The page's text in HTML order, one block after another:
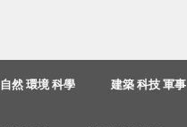
自然 環境 科學 建築 科技 軍事